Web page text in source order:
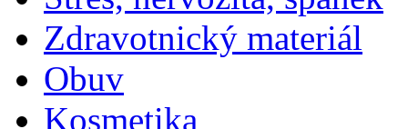
Zdravotnický materiál
Obuv
Kosmetika